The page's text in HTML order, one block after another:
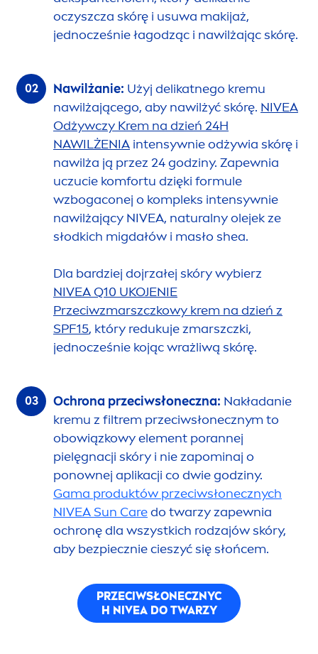
oczyszcza skórę i usuwa makijaż,
jednocześnie łagodząc i nawilżając skórę.
Nawilżanie: Użyj delikatnego kremu
nawilżającego, aby nawilżyć skórę. NIVEA
Odżywczy Krem na dzień 24H
NAWILŻENIA intensywnie odżywia skórę i
nawilża ją przez 24 godziny. Zapewnia
uczucie komfortu dzięki formule
wzbogaconej o kompleks intensywnie
nawilżający NIVEA, naturalny olejek ze
słodkich migdałów i masło shea.
Dla bardziej dojrzałej skóry wybierz
NIVEAQ10 UKOJENIE
Przeciwzmarszczkowy krem na dzień z
SPF15, który redukuje zmarszczki,
jednocześnie kojąc wrażliwą skórę.
Ochrona przeciwsłoneczna: Nakładanie
kremu z filtrem przeciwsłonecznym to
obowiązkowy element porannej
pielęgnacji skóry i nie zapominaj o
ponownej aplikacji co dwie godziny.
Gama produktów przeciwsłonecznych
NIVEASun Caredo twarzy zapewnia
ochronę dla wszystkich rodzajów skóry,
aby bezpiecznie cieszyć się słońcem.
PRZECIWSŁONECZNYC
H NIVEADO TWARZY